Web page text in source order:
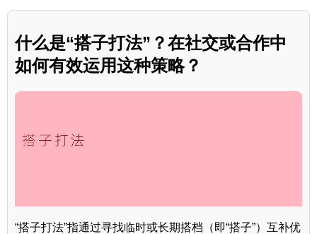
什么是“搭子打法”？在社交或合作中
如何有效运用这种策略？
“搭子打法”指通过寻找临时或长期搭档（即“搭子”）互补优